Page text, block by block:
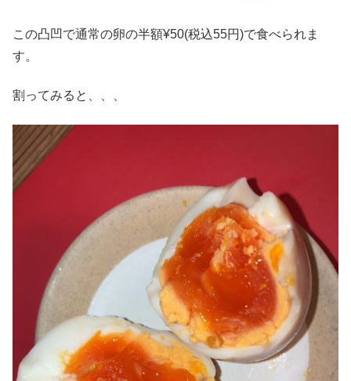
この凸凹で通常の卵の半額¥50(税込55円)で食べられま
す。
割ってみると、、、